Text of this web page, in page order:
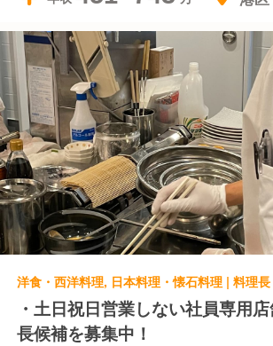
・土日祝日営業しない社員専用
長候補を募集中！